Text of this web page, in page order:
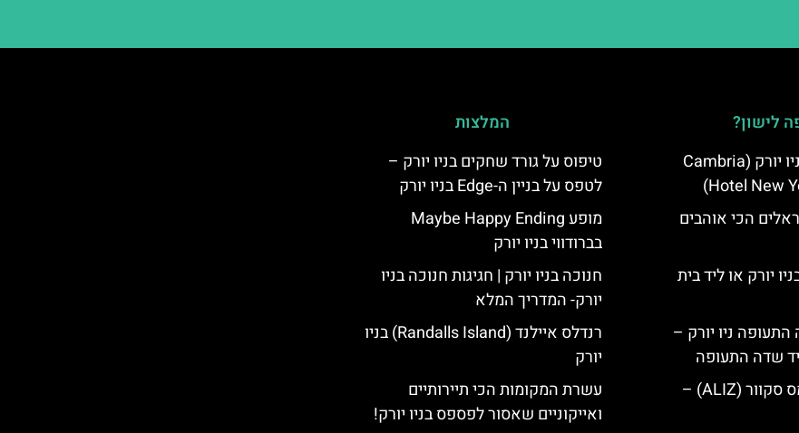
לישון?
מלון קאמבריה ניו יורק (Cambria
Hotel New
הכי אוהבים
יורק או ליד בית
ניו יורק –
שדה התעופה
מלון אליז בטיימס סקוור (ALIZ) –
המלצות
טיפוס על גורד שחקים בניו יורק –
לטפס על בניין ה-Edge בניו יורק
מופע Maybe Happy Ending
בברודווי בניו יורק
חנוכה בניו יורק | חגיגות חנוכה בניו
יורק- המדריך המלא
רנדלס איילנד (Randalls Island) בניו
יורק
עשרת המקומות הכי תיירותיים
ואייקוניים שאסור לפספס בניו יורק!